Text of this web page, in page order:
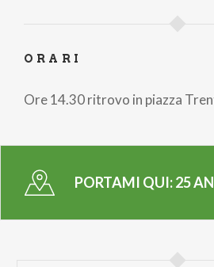
ORARI
Ore 14.30 ritrovo in piazza
PORTAMI QUI:25